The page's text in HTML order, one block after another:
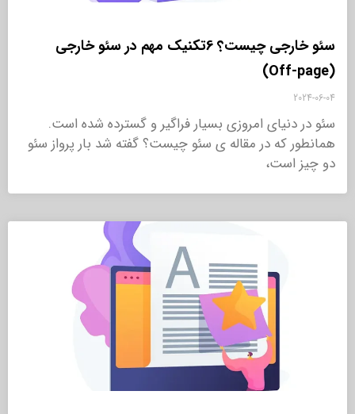
سئو خارجی چیست؟ 6تکنیک مهم در سئو خارجی
(Off-page)
2024-06-04
سئو در دنیای امروزی بسیار فراگیر و گسترده شده است.
همانطور که در مقاله ی سئو چیست؟ گفته شد بار پرواز سئو
دو چیز است،